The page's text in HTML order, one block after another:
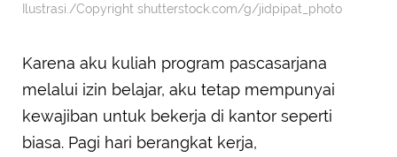
Ilustrasi./Copyright shutterstock.com/g/jidpipat_photo
Karena aku kuliah program pascasarjana
melalui izin belajar, aku tetap mempunyai
kewajiban untuk bekerja di kantor seperti
biasa. Pagi hari berangkat kerja,